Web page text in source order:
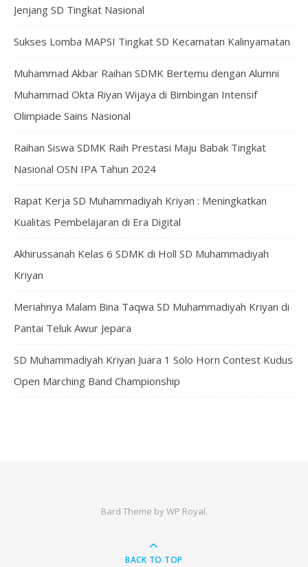
Jenjang SD Tingkat Nasional
Sukses Lomba MAPSI Tingkat SD Kecamatan Kalinyamatan
Muhammad Akbar Raihan SDMK Bertemu dengan Alumni
Muhammad Okta Riyan Wijaya di Bimbingan Intensif
Olimpiade Sains Nasional
Raihan Siswa SDMK Raih Prestasi Maju Babak Tingkat
Nasional OSN IPA Tahun 2024
Rapat Kerja SD Muhammadiyah Kriyan : Meningkatkan
Kualitas Pembelajaran di Era Digital
Akhirussanah Kelas 6 SDMK di Holl SD Muhammadiyah
Kriyan
Meriahnya Malam Bina Taqwa SD Muhammadiyah Kriyan di
Pantai Teluk Awur Jepara
SD Muhammadiyah Kriyan Juara 1 Solo Horn Contest Kudus
Open Marching Band Championship
Bard Theme byWP Royal.
BACK TO TOP